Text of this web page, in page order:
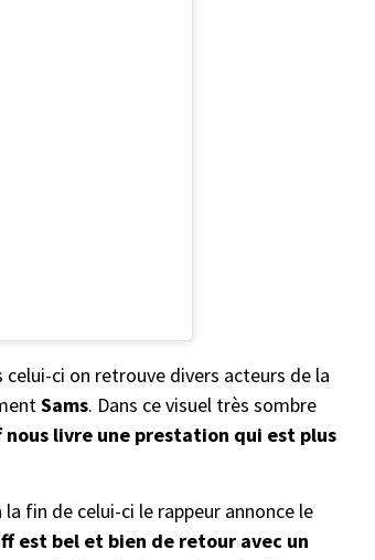
celui-ci on retrouve divers acteurs de la
Sams. Dans ce visuel très sombre
nous livre une prestation qui est plus
fin de celui-ci le rappeur annonce le
est bel et bien de retour avec un